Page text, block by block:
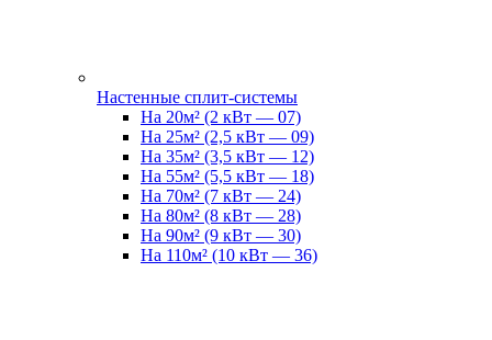
Настенные сплит-системы
На 20м² (2 кВт — 07)
На 25м² (2,5 кВт — 09)
На 35м² (3,5 кВт — 12)
На 55м² (5,5 кВт — 18)
На 70м² (7 кВт — 24)
На 80м² (8 кВт — 28)
На 90м² (9 кВт — 30)
На 110м² (10 кВт — 36)